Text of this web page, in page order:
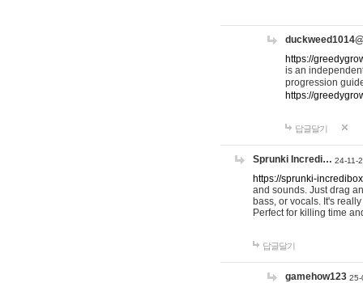
https://
is an
progression
https://
답글달기
Sprunki Incredi… 24-11-
https://sprunki-
and sounds. Just drag
bass, or vocals. It's
Perfect for killing time
답글달기
gamehow123 25-